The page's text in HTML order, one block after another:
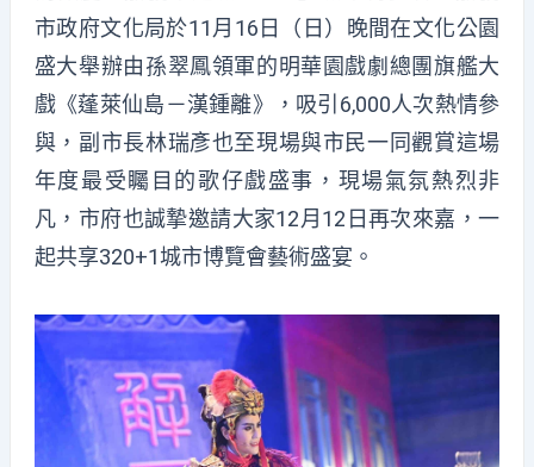
市政府文化局於11月16日（日）晚間在文化公園
盛大舉辦由孫翠鳳領軍的明華園戲劇總團旗艦大
戲《蓬萊仙島－漢鍾離》，吸引6,000人次熱情參
與，副市長林瑞彥也至現場與市民一同觀賞這場
年度最受矚目的歌仔戲盛事，現場氣氛熱烈非
凡，市府也誠摯邀請大家12月12日再次來嘉，一
起共享320+1城市博覽會藝術盛宴。